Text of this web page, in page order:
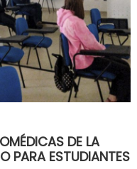
DE LA
PARA ESTUDIANTES